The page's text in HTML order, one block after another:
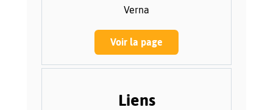
Verna
Voir la page
Liens